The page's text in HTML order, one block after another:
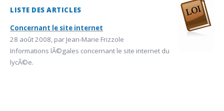
LISTE DES ARTICLES
Concernant le site internet
28 août 2008, par Jean-Marie Frizzole
Informations lÃ©gales concernant le site internet du
lycÃ©e.